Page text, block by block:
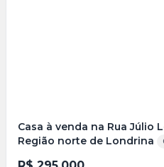
Casa à venda na Rua Júlio
Região norte de Londrina